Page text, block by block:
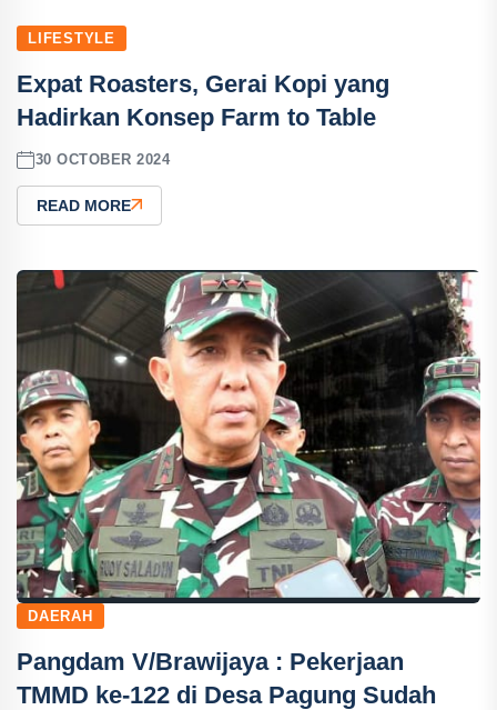
LIFESTYLE
Expat Roasters, Gerai Kopi yang
Hadirkan Konsep Farm to Table
30 OCTOBER 2024
READ MORE
DAERAH
Pangdam V/Brawijaya : Pekerjaan
TMMD ke-122 di Desa Pagung Sudah